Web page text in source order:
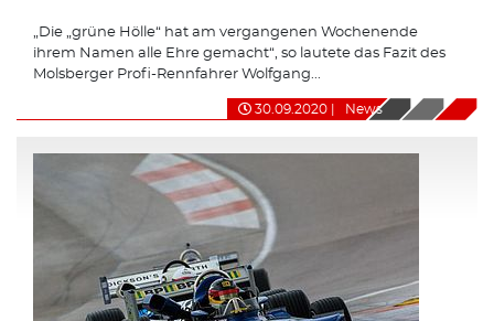
„Die „grüne Hölle“ hat am vergangenen Wochenende
ihrem Namen alle Ehre gemacht“, so lautete das Fazit des
Molsberger Profi-Rennfahrer Wolfgang...
30.09.2020 News